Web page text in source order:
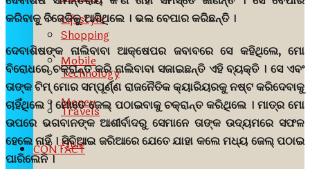
Shopping
Technology
Travels
CONTACT
Lifestyle
Mobile
Money
Quiz
କରିବାକୁ ବିଜେଡିକୁ ଆସିଥିଲେ । ଭଲ ବେପାର କରିଛନ୍ତି ।
ଦେବାଶିଷଙ୍କ ନାଲିବାବା ଆକ୍ଷେପର ଜବାବରେ ସେ କହିଥିଲେ, ମୋ
ବିରୋଧରେ ଚକ୍ରାନ୍ତ କରି ନାଲିବାବା ସଜାଇଛନ୍ତି ଏହି ବ୍ୟକ୍ତି । ସେ ଏବଂ
ତାଙ୍କ ଟିମ୍ ମୋର ସମ୍ପୂର୍ଣ୍ଣ ରାଜନୈତିକ କ୍ୟାରିୟରକୁ ନଷ୍ଟ କରିଦେବାକୁ
ଚାହିଁଥିଲେ । ମୋତେ ଜେଲ୍ ପଠାଇବାକୁ ଚକ୍ରାନ୍ତ କରିଥିଲେ । ମାତ୍ର ମୋ
ଉପରେ ଭଗବାନଙ୍କ ଆଶୀର୍ବାଦରୁ ସେମାନେ ତାଙ୍କ ଉଦ୍ୟମରେ ସଫଳ
ହେଲେ ନାହିଁ । ସିବିଆଇ ଜରିଆରେ ଯେତେ ଯାହା କଲେ ମଧ୍ୟ ଜେଲ୍ ପଠାଇ
ପାରିଲେନି ।